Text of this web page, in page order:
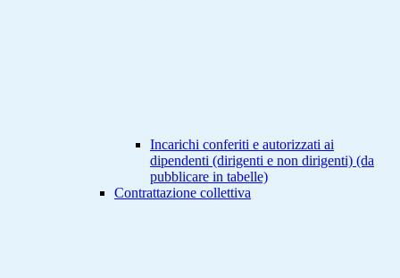
Incarichi conferiti e autorizzati ai
dipendenti (dirigenti e non dirigenti) (da
pubblicare in tabelle)
Contrattazione collettiva